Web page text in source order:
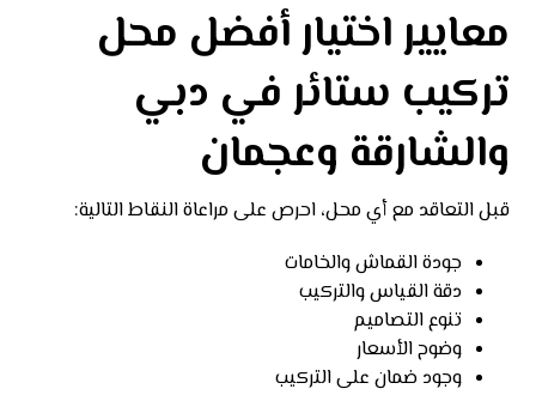
معايير اختيار أفضل محل
تركيب ستائر في دبي
والشارقة وعجمان
قبل التعاقد مع أي محل، احرص على مراعاة النقاط التالية:
جودة القماش والخامات
دقة القياس والتركيب
تنوع التصاميم
وضوح الأسعار
وجود ضمان على التركيب